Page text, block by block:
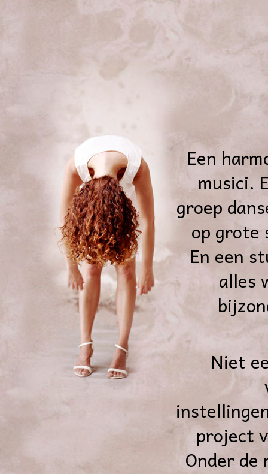
Een
musici.
groep
op grote
En een
alles
Niet
project
Onder de